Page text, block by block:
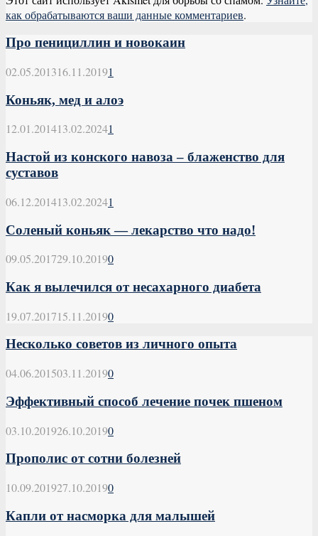
как обрабатываются ваши данные комментариев.
Про пенициллин и новокаин
02.05.201316.11.20191
Коньяк, мед и алоэ
12.01.201413.02.20241
Настой из конского навоза – блаженство для
суставов
06.12.201413.02.20241
Соленый коньяк — лекарство что надо!
09.05.201729.10.20190
Как я вылечился от несахарного диабета
19.07.201715.11.20190
Несколько советов из личного опыта
04.06.201503.11.20190
Эффективный способ лечение почек пшеном
03.10.201926.10.20190
Прополис от сотни болезней
10.09.201927.10.20190
Капли от насморка для малышей